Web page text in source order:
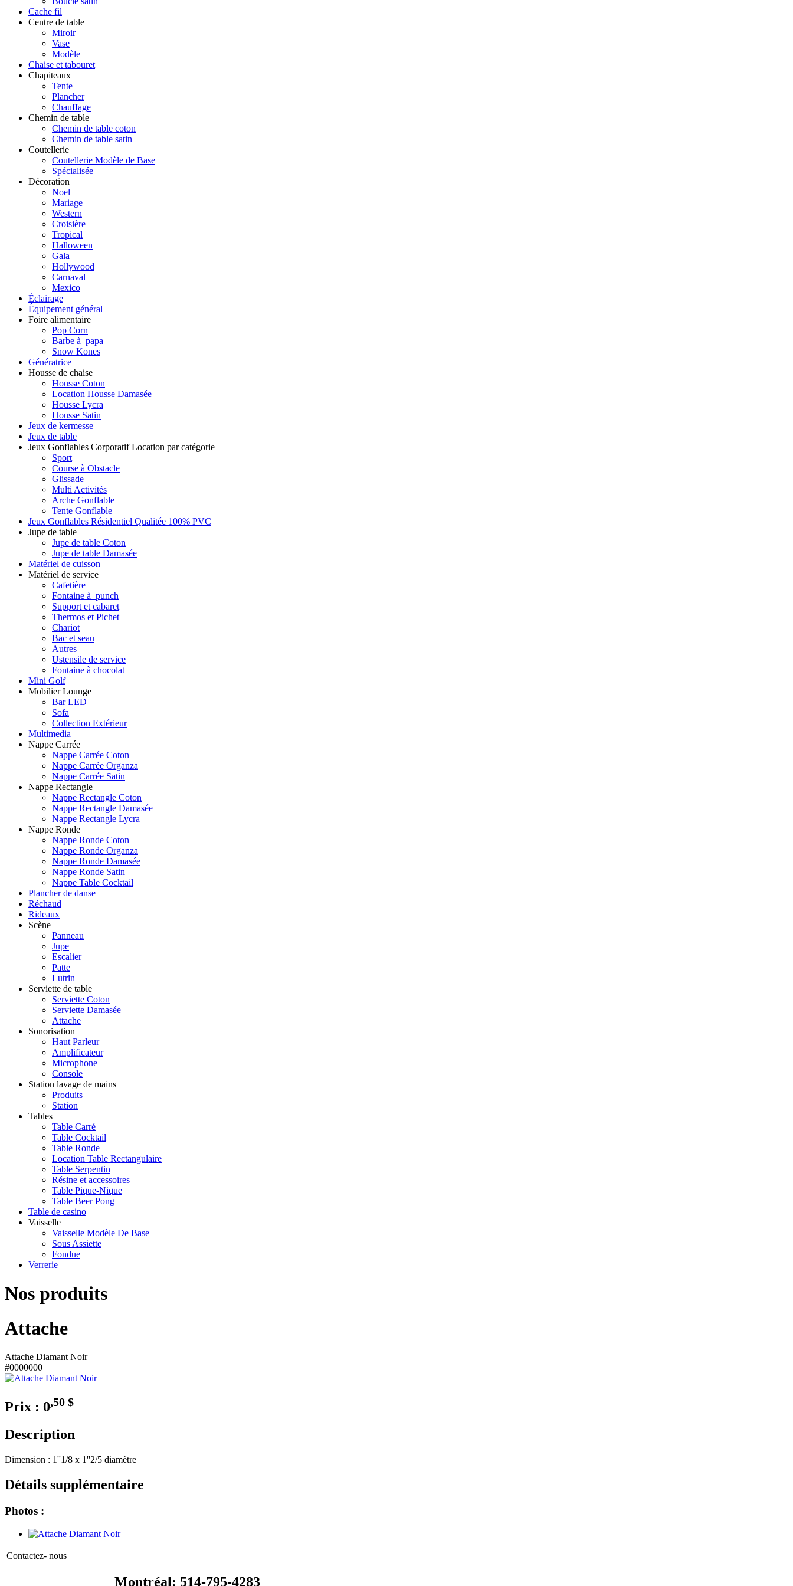
Cache fil
Centre de table
Miroir
Vase
Modèle
Chaise et tabouret
Chapiteaux
Tente
Plancher
Chauffage
Chemin de table
Chemin de table coton
Chemin de table satin
Coutellerie
Coutellerie Modèle de Base
Spécialisée
Décoration
Noel
Mariage
Western
Croisière
Tropical
Halloween
Gala
Hollywood
Carnaval
Mexico
Éclairage
Équipement général
Foire alimentaire
Pop Corn
Barbe à papa
Snow Kones
Génératrice
Housse de chaise
Housse Coton
Location Housse Damasée
Housse Lycra
Housse Satin
Jeux de kermesse
Jeux de table
Jeux Gonflables Corporatif Location par catégorie
Sport
Course à Obstacle
Glissade
Multi Activités
Arche Gonflable
Tente Gonflable
Jeux Gonflables Résidentiel Qualitée 100% PVC
Jupe de table
Jupe de table Coton
Jupe de table Damasée
Matériel de cuisson
Matériel de service
Cafetière
Fontaine à punch
Support et cabaret
Thermos et Pichet
Chariot
Bac et seau
Autres
Ustensile de service
Fontaine à chocolat
Mini Golf
Mobilier Lounge
Bar LED
Sofa
Collection Extérieur
Multimedia
Nappe Carrée
Nappe Carrée Coton
Nappe Carrée Organza
Nappe Carrée Satin
Nappe Rectangle
Nappe Rectangle Coton
Nappe Rectangle Damasée
Nappe Rectangle Lycra
Nappe Ronde
Nappe Ronde Coton
Nappe Ronde Organza
Nappe Ronde Damasée
Nappe Ronde Satin
Nappe Table Cocktail
Plancher de danse
Réchaud
Rideaux
Scène
Panneau
Jupe
Escalier
Patte
Lutrin
Serviette de table
Serviette Coton
Serviette Damasée
Attache
Sonorisation
Haut Parleur
Amplificateur
Microphone
Console
Station lavage de mains
Produits
Station
Tables
Table Carré
Table Cocktail
Table Ronde
Location Table Rectangulaire
Table Serpentin
Résine et accessoires
Table Pique-Nique
Table Beer Pong
Table de casino
Vaisselle
Vaisselle Modèle De Base
Sous Assiette
Fondue
Verrerie
Nos produits
Attache
Attache Diamant Noir
#0000000
Prix : 0,50 $
Description
Dimension : 1''1/8 x 1''2/5 diamètre
Détails supplémentaire
Photos :
Contactez- nous
Montréal: 514-795-4283